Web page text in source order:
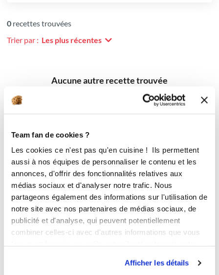
Team fan de cookies ?
Les cookies ce n'est pas qu'en cuisine ! Ils permettent
aussi à nos équipes de personnaliser le contenu et les
annonces, d'offrir des fonctionnalités relatives aux
médias sociaux et d'analyser notre trafic. Nous
partageons également des informations sur l'utilisation de
notre site avec nos partenaires de médias sociaux, de
publicité et d'analyse, qui peuvent potentiellement
combiner celles-ci avec d'autres informations que vous
Afficher les détails
0 recettes trouvées
Trier par : Les plus récentes
Aucune autre recette trouvée